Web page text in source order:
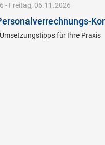
- Freitag, 06.11.2026
für Ihre Praxis